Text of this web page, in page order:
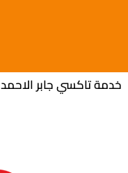
خدمة تاكسي جابر الاحمد